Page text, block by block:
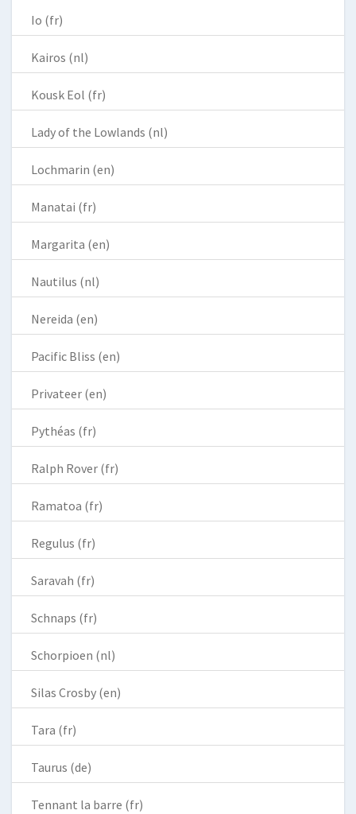
Io (fr)
Kairos (nl)
Kousk Eol (fr)
Lady of the Lowlands (nl)
Lochmarin (en)
Manatai (fr)
Margarita (en)
Nautilus (nl)
Nereida (en)
Pacific Bliss (en)
Privateer (en)
Pythéas (fr)
Ralph Rover (fr)
Ramatoa (fr)
Regulus (fr)
Saravah (fr)
Schnaps (fr)
Schorpioen (nl)
Silas Crosby (en)
Tara (fr)
Taurus (de)
Tennant la barre (fr)